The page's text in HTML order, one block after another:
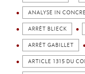
ANALYSE IN
ARRÊT BLIECK
ARRÊT GABILLET
ARTICLE 1315 DU